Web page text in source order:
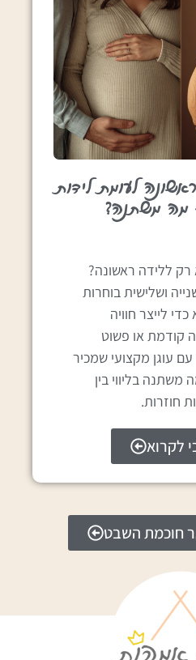
ראשונה לעומת לידות
מה משתנה?
ללידה ראשונה?
ושלישית בוחרות
כדי לייצר חוויה
קודמת או פשוט
עוגן מקצועי שמכיר
משתנה בליווי בין
חוזרות.
לקרוא
חוכמת השבט